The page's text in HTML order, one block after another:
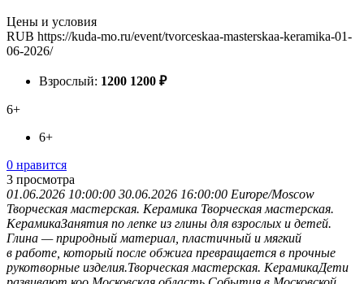
Цены и условия
RUB https://kuda-mo.ru/event/tvorceskaa-masterskaa-keramika-01-
06-2026/
Взрослый: 1200 1200 ₽
6+
6+
0 нравится
3 просмотра
01.06.2026 10:00:00 30.06.2026 16:00:00 Europe/Moscow
Творческая мастерская. Керамика Творческая мастерская.
КерамикаЗанятия по лепке из глины для взрослых и детей.
Глина — природный материал, пластичный и мягкий
в работе, который после обжига превращается в прочные
рукотворные изделия.Творческая мастерская. КерамикаДети